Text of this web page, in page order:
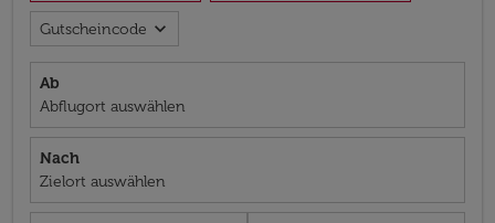
Gutscheincode expand_more
Ab
Abflugort auswählen
Nach
Zielort auswählen